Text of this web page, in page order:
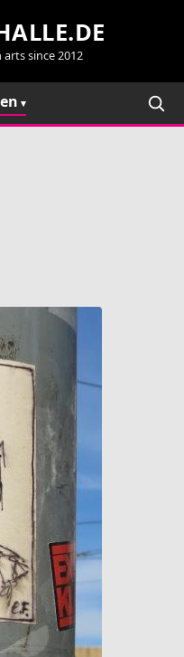
since 2012